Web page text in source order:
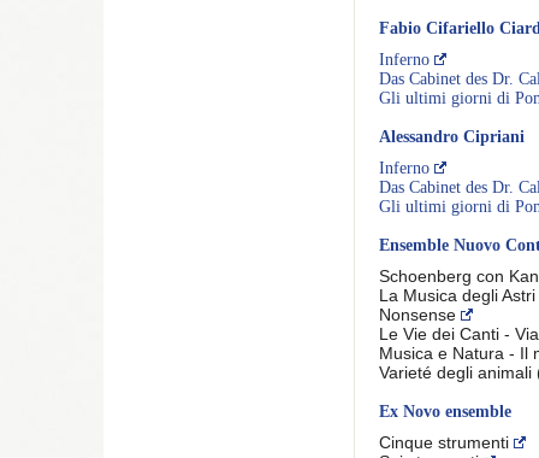
Fabio Cifariello
Inferno
Das Cabinet des Dr.
Gli ultimi giorni di
Alessandro Cipriani
Inferno
Das Cabinet des Dr.
Gli ultimi giorni di
Ensemble Nuovo
Schoenberg con
La Musica degli Astri
Nonsense
Le Vie dei Canti -
Musica e Natura - Il
Varieté degli
Ex Novo ensemble
Cinque strumenti